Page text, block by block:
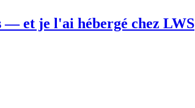
— et je l'ai hébergé chez LWS